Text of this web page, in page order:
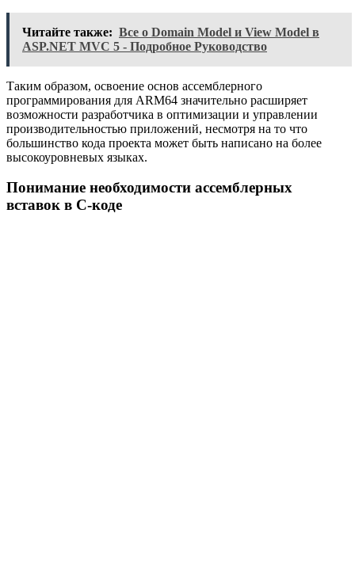
Читайте также: Все о Domain Model и View Model в
ASP.NET MVC 5 - Подробное Руководство
Таким образом, освоение основ ассемблерного
программирования для ARM64 значительно расширяет
возможности разработчика в оптимизации и управлении
производительностью приложений, несмотря на то что
большинство кода проекта может быть написано на более
высокоуровневых языках.
Понимание необходимости ассемблерных
вставок в С-коде